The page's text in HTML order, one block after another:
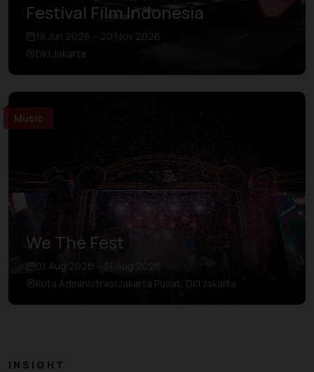
Festival Film Indonesia
18 Jun 2026 – 20 Nov 2026
DKI Jakarta
Music
We The Fest
01 Aug 2026 – 31 Aug 2026
Kota Administrasi Jakarta Pusat, DKI Jakarta
INSIGHT